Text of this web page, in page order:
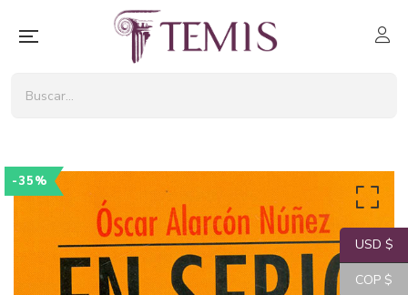
-35%
USD $
COP $